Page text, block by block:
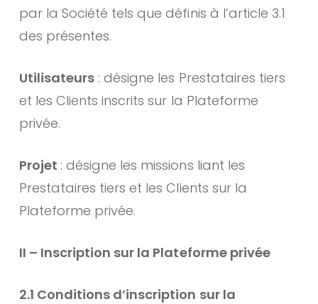
par la Société tels que définis à l’article 3.1
des présentes.
Utilisateurs : désigne les Prestataires tiers
et les Clients inscrits sur la Plateforme
privée.
Projet : désigne les missions liant les
Prestataires tiers et les Clients sur la
Plateforme privée.
II – Inscription sur la Plateforme privée
2.1 Conditions d’inscription sur la